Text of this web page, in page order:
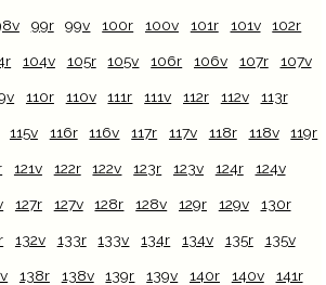
99r 99v 100r 100v 101r 101v 102r
104v 105r 105v 106r 106v 107r 107v
110r 110v 111r 111v 112r 112v 113r
115v 116r 116v 117r 117v 118r 118v 119r
121v 122r 122v 123r 123v 124r 124v
127r 127v 128r 128v 129r 129v 130r
132v 133r 133v 134r 134v 135r 135v
138r 138v 139r 139v 140r 140v 141r